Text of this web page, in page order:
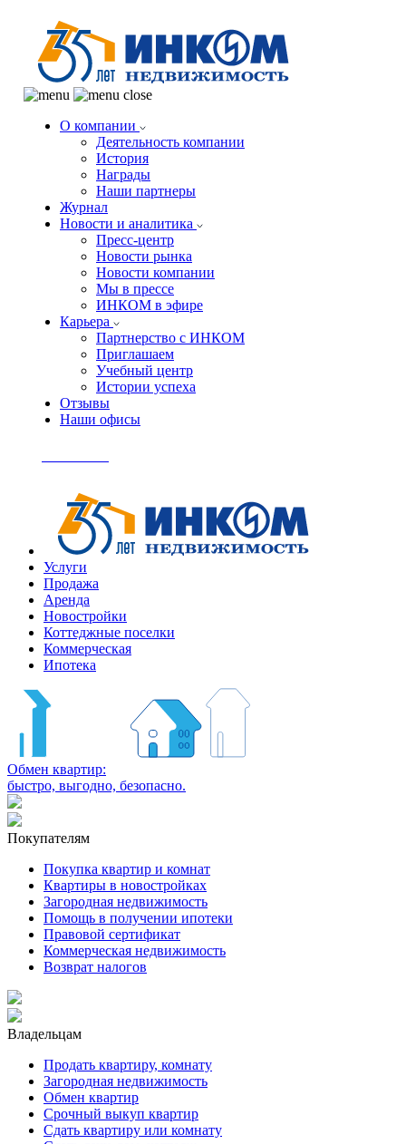
О компании
Деятельность компании
История
Награды
Наши партнеры
Журнал
Новости и аналитика
Пресс-центр
Новости рынка
Новости компании
Мы в прессе
ИНКОМ в эфире
Карьера
Партнерство с ИНКОМ
Приглашаем
Учебный центр
Истории успеха
Отзывы
Наши офисы
Услуги
Продажа
Аренда
Новостройки
Коттеджные поселки
Коммерческая
Ипотека
Обмен квартир:
быстро, выгодно, безопасно.
Покупателям
Покупка квартир и комнат
Квартиры в новостройках
Загородная недвижимость
Помощь в получении ипотеки
Правовой сертификат
Коммерческая недвижимость
Возврат налогов
Владельцам
Продать квартиру, комнату
Загородная недвижимость
Обмен квартир
Срочный выкуп квартир
Сдать квартиру или комнату